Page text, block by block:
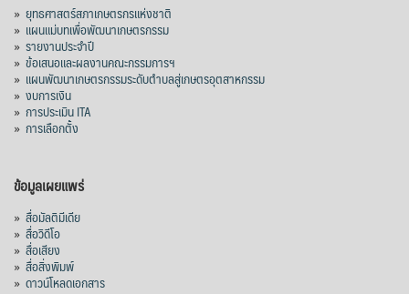
» ยุทธศาสตร์สภาเกษตรกรแห่งชาติ
» แผนแม่บทเพื่อพัฒนาเกษตรกรรม
» รายงานประจำปี
» ข้อเสนอและผลงานคณะกรรมการฯ
» แผนพัฒนาเกษตรกรรมระดับตำบลสู่เกษตรอุตสาหกรรม
» งบการเงิน
» การประเมิน ITA
» การเลือกตั้ง
ข้อมูลเผยแพร่
» สื่อมัลติมีเดีย
» สื่อวิดีโอ
» สื่อเสียง
» สื่อสิ่งพิมพ์
» ดาวน์โหลดเอกสาร